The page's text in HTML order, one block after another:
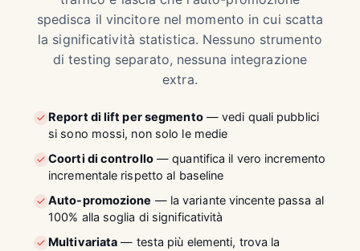
spedisca il vincitore nel momento in cui scatta
la significatività statistica. Nessuno strumento
di testing separato, nessuna integrazione
extra.
Report di lift per segmento— vedi quali pubblici
si sono mossi, non solo le medie
Coorti di controllo— quantifica il vero incremento
incrementale rispetto al baseline
Auto-promozione — la variante vincente passa al
100% alla soglia di significatività
Multivariata — testa più elementi, trova la